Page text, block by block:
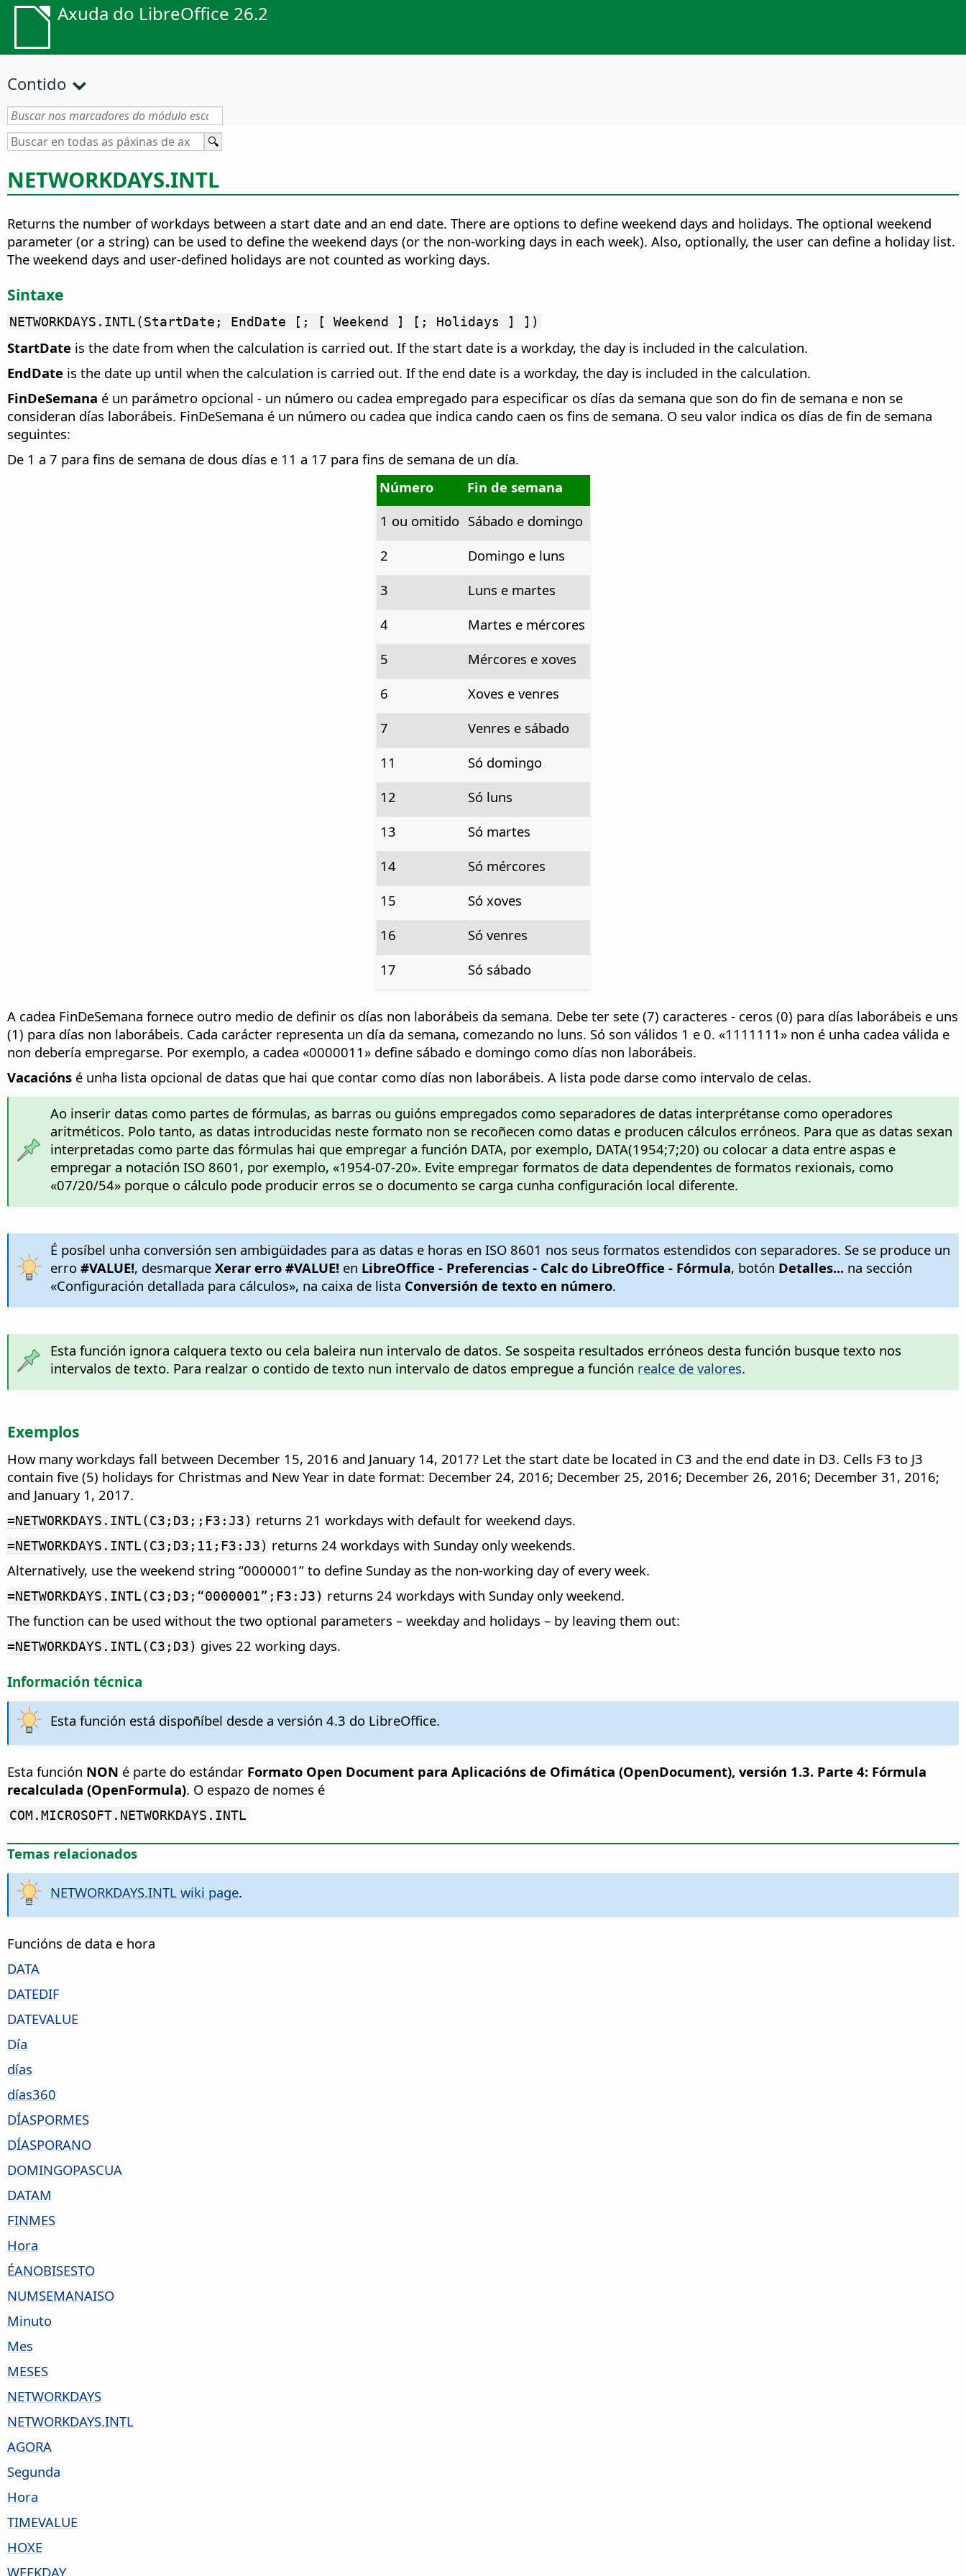
Axuda do LibreOffice 26.2
Contido
NETWORKDAYS.INTL
Returns the number of workdays between a start date and an end date. There are options to define weekend days and holidays. The optional weekend
parameter (or a string) can be used to define the weekend days (or the non-working days in each week). Also, optionally, the user can define a holiday list.
The weekend days and user-defined holidays are not counted as working days.
Sintaxe
NETWORKDAYS.INTL(StartDate; EndDate [; [ Weekend ] [; Holidays ] ])
StartDate is the date from when the calculation is carried out. If the start date is a workday, the day is included in the calculation.
EndDate is the date up until when the calculation is carried out. If the end date is a workday, the day is included in the calculation.
FinDeSemana é un parámetro opcional - un número ou cadea empregado para especificar os días da semana que son do fin de semana e non se
consideran días laborábeis. FinDeSemana é un número ou cadea que indica cando caen os fins de semana. O seu valor indica os días de fin de semana
seguintes:
De 1 a 7 para fins de semana de dous días e 11 a 17 para fins de semana de un día.
Número
Fin de semana
1 ou omitido Sábado e domingo
2
Domingo e luns
3
Luns e martes
4
Martes e mércores
5
Mércores e xoves
6
Xoves e venres
7
Venres e sábado
11
Só domingo
12
Só luns
13
Só martes
14
Só mércores
15
Só xoves
16
Só venres
17
Só sábado
A cadea FinDeSemana fornece outro medio de definir os días non laborábeis da semana. Debe ter sete (7) caracteres - ceros (0) para días laborábeis e uns
(1) para días non laborábeis. Cada carácter representa un día da semana, comezando no luns. Só son válidos 1 e 0. «1111111» non é unha cadea válida e
non debería empregarse. Por exemplo, a cadea «0000011» define sábado e domingo como días non laborábeis.
Vacacións é unha lista opcional de datas que hai que contar como días non laborábeis. A lista pode darse como intervalo de celas.
Ao inserir datas como partes de fórmulas, as barras ou guións empregados como separadores de datas interprétanse como operadores
aritméticos. Polo tanto, as datas introducidas neste formato non se recoñecen como datas e producen cálculos erróneos. Para que as datas sexan
interpretadas como parte das fórmulas hai que empregar a función DATA, por exemplo, DATA(1954;7;20) ou colocar a data entre aspas e
empregar a notación ISO 8601, por exemplo, «1954-07-20». Evite empregar formatos de data dependentes de formatos rexionais, como
«07/20/54» porque o cálculo pode producir erros se o documento se carga cunha configuración local diferente.
É posíbel unha conversión sen ambigüidades para as datas e horas en ISO 8601 nos seus formatos estendidos con separadores. Se se produce un
erro #VALUE!, desmarque Xerar erro #VALUE!en LibreOffice - Preferencias- Calc do LibreOffice - Fórmula, botón Detalles...na sección
«Configuración detallada para cálculos», na caixa de lista Conversión de texto en número.
Esta función ignora calquera texto ou cela baleira nun intervalo de datos. Se sospeita resultados erróneos desta función busque texto nos
intervalos de texto. Para realzar o contido de texto nun intervalo de datos empregue a función realce de valores.
Exemplos
How many workdays fall between December 15, 2016 and January 14, 2017? Let the start date be located in C3 and the end date in D3. Cells F3 to J3
contain five (5) holidays for Christmas and New Year in date format: December 24, 2016; December 25, 2016; December 26, 2016; December 31, 2016;
and January 1, 2017.
=NETWORKDAYS.INTL(C3;D3;;F3:J3) returns 21 workdays with default for weekend days.
=NETWORKDAYS.INTL(C3;D3;11;F3:J3) returns 24 workdays with Sunday only weekends.
Alternatively, use the weekend string “0000001” to define Sunday as the non-working day of every week.
=NETWORKDAYS.INTL(C3;D3;“0000001”;F3:J3) returns 24 workdays with Sunday only weekend.
The function can be used without the two optional parameters – weekday and holidays – by leaving them out:
=NETWORKDAYS.INTL(C3;D3) gives 22 working days.
Información técnica
Esta función está dispoñíbel desde a versión 4.3 do LibreOffice.
Esta función NON é parte do estándar Formato Open Document para Aplicacións de Ofimática (OpenDocument), versión 1.3. Parte 4: Fórmula
recalculada (OpenFormula). O espazo de nomes é
COM.MICROSOFT.NETWORKDAYS.INTL
Temas relacionados
NETWORKDAYS.INTL wiki page.
Funcións de data e hora
DATA
DATEDIF
DATEVALUE
Día
días
días360
DÍASPORMES
DÍASPORANO
DOMINGOPASCUA
DATAM
FINMES
Hora
ÉANOBISESTO
NUMSEMANAISO
Minuto
Mes
MESES
NETWORKDAYS
NETWORKDAYS.INTL
AGORA
Segunda
Hora
TIMEVALUE
HOXE
WEEKDAY